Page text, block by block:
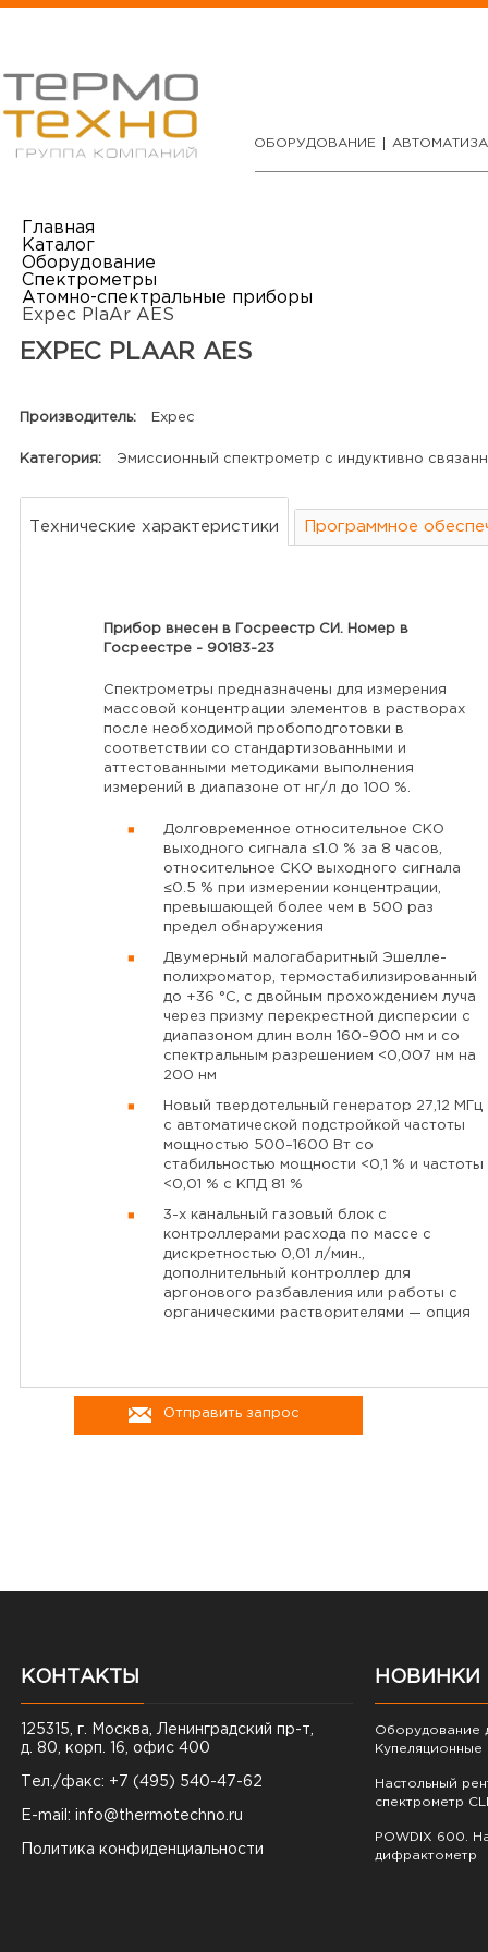
ОБОРУДОВАНИЕ
Главная
Каталог
Оборудование
Спектрометры
Атомно-спектральные приборы
Expec PlaAr AES
EXPEC PLAAR AES
Производитель: Expec
Категория: Эмиссионный спектрометр с индуктивно
Технические характеристики Программное
Прибор внесен в Госреестр СИ. Номер в
Госреестре - 90183-23
Спектрометры предназначены для измерения
массовой концентрации элементов в растворах
после необходимой пробоподготовки в
соответствии со стандартизованными и
аттестованными методиками выполнения
измерений в диапазоне от нг/л до 100 %.
Долговременное относительное СКО
выходного сигнала ≤1.0 % за 8 часов,
относительное СКО выходного сигнала
≤0.5 % при измерении концентрации,
превышающей более чем в 500 раз
предел обнаружения
Двумерный малогабаритный Эшелле-
полихроматор, термостабилизированный
до +36 °С, с двойным прохождением луча
через призму перекрестной дисперсии с
диапазоном длин волн 160–900 нм и со
спектральным разрешением <0,007 нм на
200 нм
Новый твердотельный генератор 27,12 МГц
с автоматической подстройкой частоты
мощностью 500–1600 Вт со
стабильностью мощности <0,1 % и частоты
<0,01 % с КПД 81 %
3-х канальный газовый блок с
контроллерами расхода по массе с
дискретностью 0,01 л/мин.,
дополнительный контроллер для
аргонового разбавления или работы с
органическими растворителями — опция
Отправить запрос
КОНТАКТЫ
125315, г. Москва, Ленинградский пр-т,
д. 80, корп. 16, офис 400
Тел./факс: +7 (495) 540-47-62
E-mail: info@thermotechno.ru
Политика конфиденциальности
НОВИНКИ
Оборудование
Купеляционные
Настольный
спектрометр
POWDIX 600.
дифрактометр